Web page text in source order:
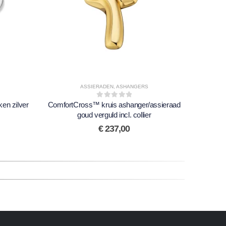
zilver
ASSIERADEN, ASHANGERS
0 out of 5
ComfortCross™ kruis ashanger/assieraad
goud verguld incl. collier
€237,00